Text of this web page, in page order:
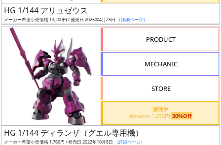
ク
ス
ア
ー
タ
HG 1/144 アリュゼウス
メーカー希望小売価格 13,200円 / 発売日 2026年4月25日 （詳細ページ）
PRODUCT
MECHANIC
STORE
販売中
Amazon 1,233円 30%Off
HG 1/144 ディランザ（グエル専用機）
メーカー希望小売価格 1,760円 / 発売日 2022年10月8日 （詳細ページ）